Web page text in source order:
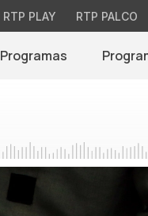
RTP PLAY RTP PALCO
Programas